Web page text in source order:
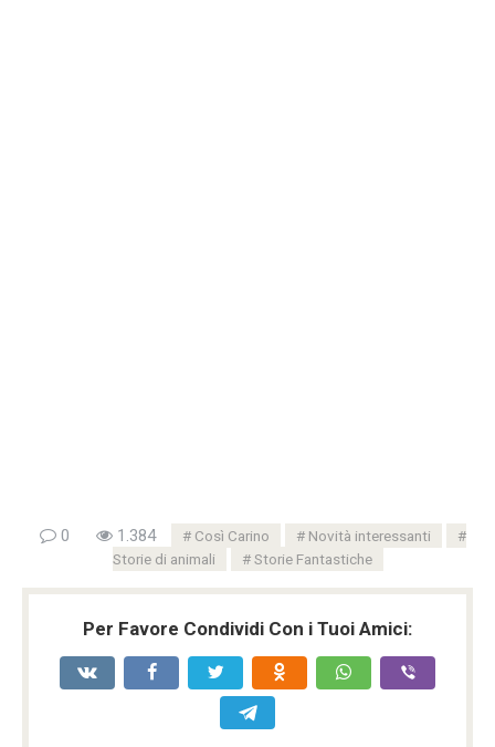
0 1.384 Così Carino
Novità interessanti
Storie di animali
Storie Fantastiche
Per Favore Condividi Con i Tuoi Amici: